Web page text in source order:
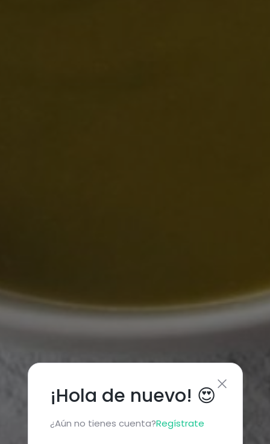
¡Hola de nuevo! 😍
¿Aún no tienes cuenta?Regístrate